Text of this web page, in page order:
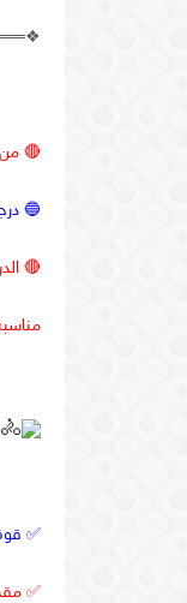
🔴 من
🔵
🔴
✅ قوة
✅